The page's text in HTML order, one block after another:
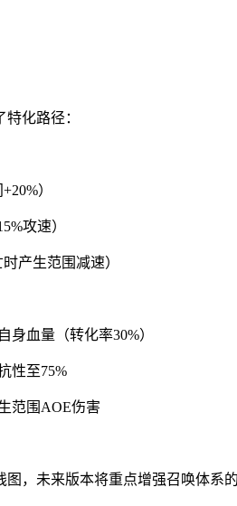
化路径：
）
攻速）
产生范围减速）
身血量（转化率30%）
性至75%
范围AOE伤害
，未来版本将重点增强召唤体系的